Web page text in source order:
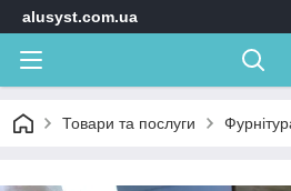
alusyst.com.ua
Товари та послуги